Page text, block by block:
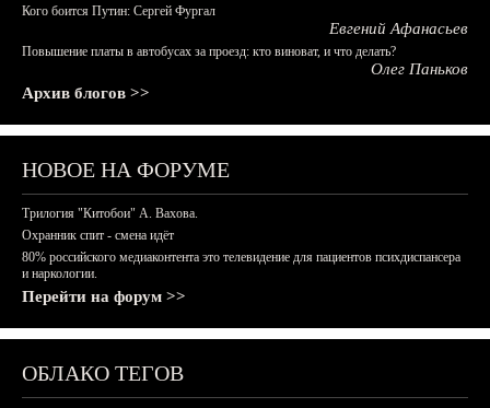
Кого боится Путин: Сергей Фургал
Евгений Афанасьев
Повышение платы в автобусах за проезд: кто виноват, и что делать?
Олег Паньков
Архив блогов >>
НОВОЕ НА ФОРУМЕ
Трилогия "Китобои" А. Вахова.
Охранник спит - смена идёт
80% российского медиаконтента это телевидение для пациентов психдиспансера
и наркологии.
Перейти на форум >>
ОБЛАКО ТЕГОВ